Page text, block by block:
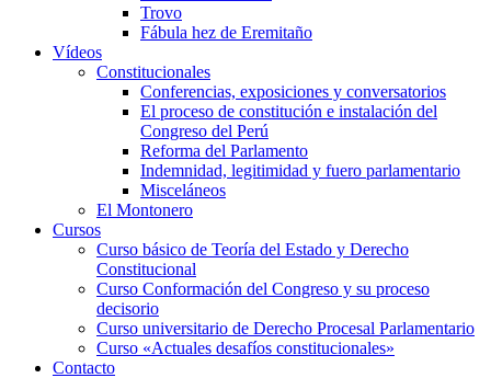
Trovo
Fábula hez de Eremitaño
Vídeos
Constitucionales
Conferencias, exposiciones y conversatorios
El proceso de constitución e instalación del
Congreso del Perú
Reforma del Parlamento
Indemnidad, legitimidad y fuero parlamentario
Misceláneos
El Montonero
Cursos
Curso básico de Teoría del Estado y Derecho
Constitucional
Curso Conformación del Congreso y su proceso
decisorio
Curso universitario de Derecho Procesal Parlamentario
Curso «Actuales desafíos constitucionales»
Contacto